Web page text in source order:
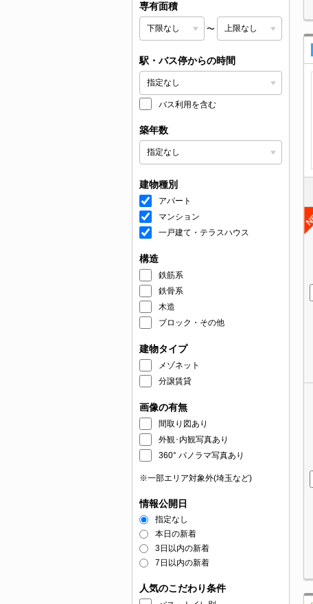
専有面積
〜
駅・バス停からの時間
バス利用を含む
築年数
建物種別
アパート
マンション
一戸建て・テラスハウス
構造
鉄筋系
鉄骨系
木造
ブロック・その他
建物タイプ
メゾネット
分譲賃貸
画像の有無
間取り図あり
外観･内観写真あり
360° パノラマ写真あり
※一部エリア対象外(埼玉など)
情報公開日
指定なし
本日の新着
3日以内の新着
7日以内の新着
人気のこだわり条件